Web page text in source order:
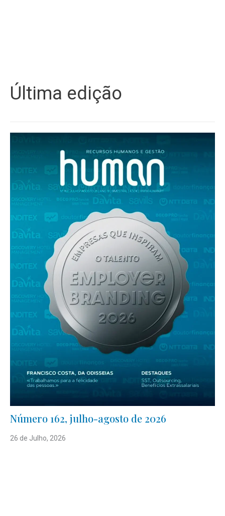
Última edição
Número 162, julho-agosto de 2026
26 de Julho, 2026